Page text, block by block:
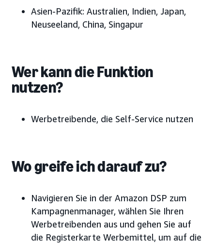
Asien-Pazifik: Australien, Indien, Japan,
Neuseeland, China, Singapur
Wer kann die Funktion
nutzen?
Werbetreibende, die Self-Service nutzen
Wo greife ich darauf zu?
Navigieren Sie in der Amazon DSP zum
Kampagnenmanager, wählen Sie Ihren
Werbetreibenden aus und gehen Sie auf
die Registerkarte Werbemittel, um auf die